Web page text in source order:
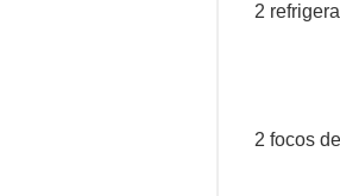
2
2 focos